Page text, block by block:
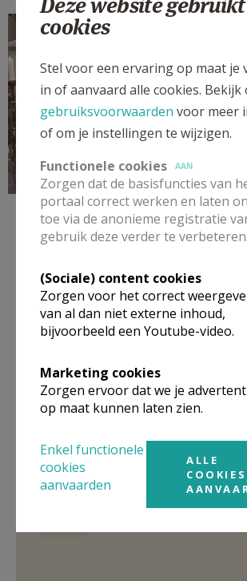
instapviering SGW -
Wat fijn dat jullie er weer waren om mee te
zegen dat we steeds mogen rekenen op
bidden, vieren en danken in Jezus’ naam –
gezegende gemeenschap!
Gepubliceerd door
Meer
cookies
Stel voor een ervaring op maat je
in of aanvaard alle cookies. Bekijk
gebruiksvoorwaarden voor meer
of om je instellingen te wijzigen.
Functionele cookies
AAN
Zorgen dat de basisfuncties van
portaal correct werken en laten
toe via de anonieme registratie
gebruik deze verder te verbeteren.
(Sociale) content cookies
Zorgen voor het correct
van al dan niet externe inhoud,
bijvoorbeeld een Youtube-video.
Marketing cookies
Zorgen ervoor dat we je
op maat kunnen laten zien.
Enkel functionele
cookies
aanvaarden
ALLE
COOKIES